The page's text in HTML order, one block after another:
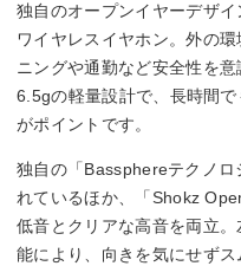
独自のオープンイヤーデザ
ワイヤレスイヤホン。外の
ニングや通勤など安全性を
6.5gの軽量設計で、長時間
がポイントです。
独自の「Bassphereテクノロ
れているほか、「Shokz
低音とクリアな高音を両立
能により、向きを気にせずス